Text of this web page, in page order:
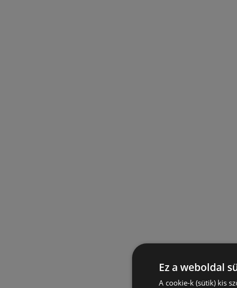
Ez a weboldal
A cookie-k (sütik) kis